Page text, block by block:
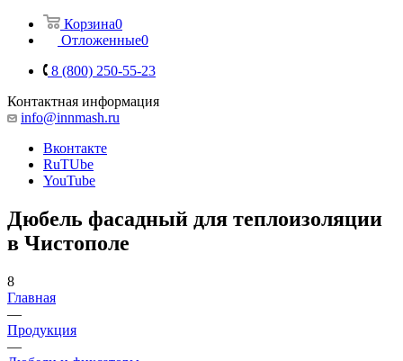
Корзина0
Отложенные0
8 (800) 250-55-23
Контактная информация
info@innmash.ru
Вконтакте
RuTUbe
YouTube
Дюбель фасадный для теплоизоляции
в Чистополе
8
Главная
—
Продукция
—